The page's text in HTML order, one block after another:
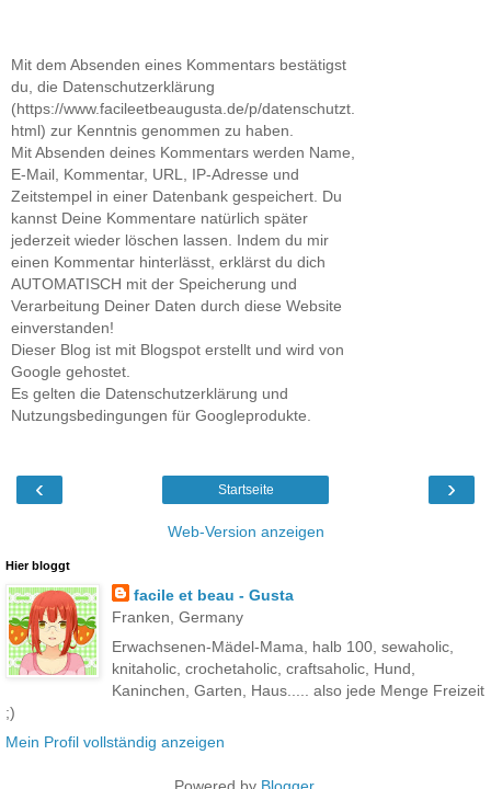
Mit dem Absenden eines Kommentars bestätigst
du, die Datenschutzerklärung
(https://www.facileetbeaugusta.de/p/datenschutzt.
html) zur Kenntnis genommen zu haben.
Mit Absenden deines Kommentars werden Name,
E-Mail, Kommentar, URL, IP-Adresse und
Zeitstempel in einer Datenbank gespeichert. Du
kannst Deine Kommentare natürlich später
jederzeit wieder löschen lassen. Indem du mir
einen Kommentar hinterlässt, erklärst du dich
AUTOMATISCH mit der Speicherung und
Verarbeitung Deiner Daten durch diese Website
einverstanden!
Dieser Blog ist mit Blogspot erstellt und wird von
Google gehostet.
Es gelten die Datenschutzerklärung und
Nutzungsbedingungen für Googleprodukte.
‹ ›
Startseite
Web-Version anzeigen
Hier bloggt
facile et beau - Gusta
Franken, Germany
Erwachsenen-Mädel-Mama, halb 100, sewaholic,
knitaholic, crochetaholic, craftsaholic, Hund,
Kaninchen, Garten, Haus..... also jede Menge Freizeit
;)
Mein Profil vollständig anzeigen